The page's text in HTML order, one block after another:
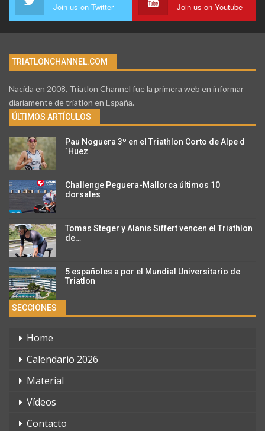
Join us on Twitter Join us on Youtube
TRIATLONCHANNEL.COM
Nacida en 2008, Triatlon Channel fue la primera web en informar
diariamente de triatlon en España.
ÚLTIMOS ARTÍCULOS
Pau Noguera 3º en el Triathlon Corto de Alpe d
´Huez
Challenge Peguera-Mallorca últimos 10
dorsales
Tomas Steger y Alanis Siffert vencen el Triathlon
de…
5 españoles a por el Mundial Universitario de
Triatlon
SECCIONES
Home
Calendario 2026
Material
Vídeos
Contacto